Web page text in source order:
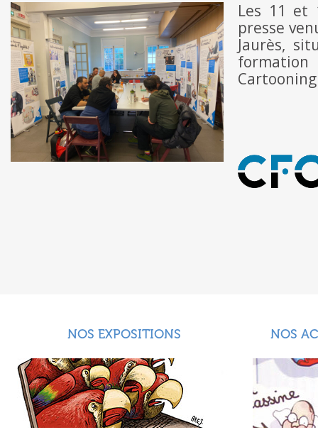
Les 11 et
presse
Jaurès,
formation
NOS EXPOSITIONS NOS